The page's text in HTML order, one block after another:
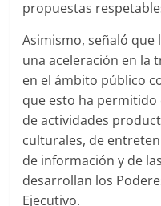
propuestas
Asimismo, señaló
una aceleración en la
en el ámbito público
que esto ha
de actividades
culturales, de
de información y de
desarrollan los
Ejecutivo.